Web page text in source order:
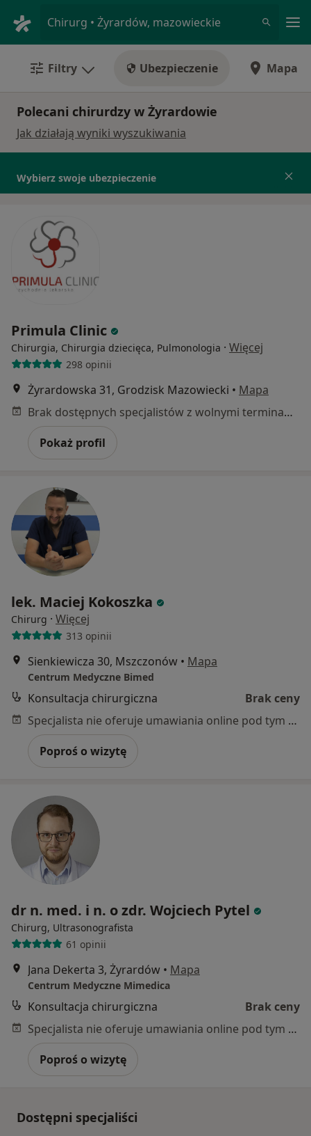
Chirurg • Żyrardów, mazowieckie
Filtry Ubezpieczenie Mapa
Polecani chirurdzy w Żyrardowie
Jak działają wyniki wyszukiwania
Wybierz swoje ubezpieczenie
Primula Clinic
Chirurgia, Chirurgia dziecięca, Pulmonologia · Więcej
298 opinii
Żyrardowska 31, Grodzisk Mazowiecki • Mapa
Brak dostępnych specjalistów z wolnymi terminami w tym centrum medycznym.
Pokaż profil
lek. Maciej Kokoszka
Chirurg · Więcej
313 opinii
Sienkiewicza 30, Mszczonów • Mapa
Centrum Medyczne Bimed
Konsultacja chirurgiczna
Brak ceny
Specjalista nie oferuje umawiania online pod tym adresem.
Poproś o wizytę
dr n. med. i n. o zdr. Wojciech Pytel
Chirurg, Ultrasonografista
61 opinii
Jana Dekerta 3, Żyrardów • Mapa
Centrum Medyczne Mimedica
Konsultacja chirurgiczna
Brak ceny
Specjalista nie oferuje umawiania online pod tym adresem.
Poproś o wizytę
Dostępni specjaliści